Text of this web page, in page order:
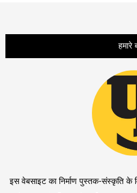
हमारे
इस वेबसाइट का निर्माण पुस्तक-संस्कृति के